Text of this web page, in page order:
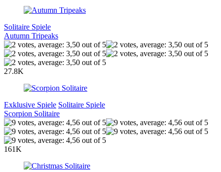
Solitaire Spiele
Autumn Tripeaks
27.8K
Exklusive Spiele Solitaire Spiele
Scorpion Solitaire
161K